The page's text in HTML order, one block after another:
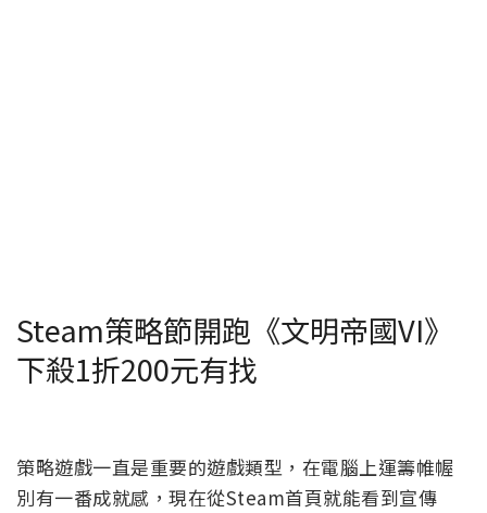
Steam策略節開跑《文明帝國VI》
下殺1折200元有找
策略遊戲一直是重要的遊戲類型，在電腦上運籌帷幄
別有一番成就感，現在從Steam首頁就能看到宣傳